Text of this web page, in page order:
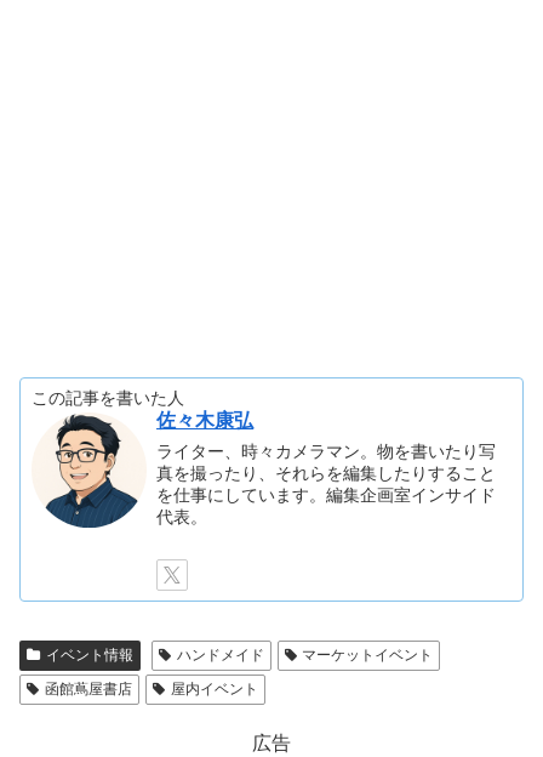
この記事を書いた人
佐々木康弘
ライター、時々カメラマン。物を書いたり写
真を撮ったり、それらを編集したりすること
を仕事にしています。編集企画室インサイド
代表。
イベント情報 ハンドメイド
マーケットイベント
函館蔦屋書店
屋内イベント
広告